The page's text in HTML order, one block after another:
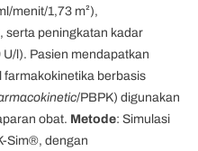
menit/1,73 m²),
serta peningkatan kadar
l). Pasien mendapatkan
berbasis
/PBPK) digunakan
obat. Metode: Simulasi
Sim®, dengan